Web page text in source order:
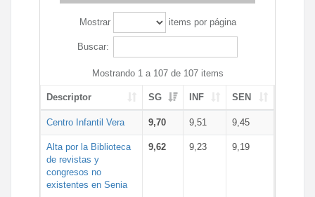
Mostrar items por página
Buscar:
Mostrando 1 a 107 de 107 items
Descriptor SG INF SEN
Centro Infantil Vera 9,70 9,51 9,45
Alta por la Biblioteca
de revistas y
congresos no
existentes en Senia
9,62 9,23 9,19